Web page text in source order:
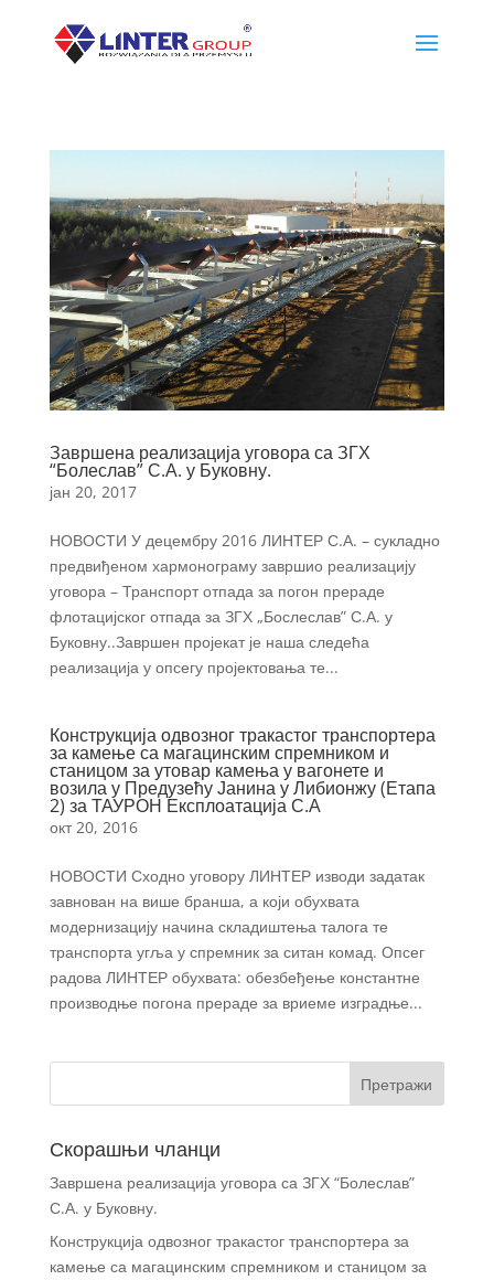
Завршена реализација уговора са ЗГХ
“Болеслав” С.А. у Буковну.
јан 20, 2017
НОВОСТИ У децембру 2016 ЛИНТЕР С.А. – сукладно
предвиђеном хармонограму завршио реализацију
уговора – Транспорт отпада за погон прераде
флотацијског отпада за ЗГХ „Бослеслав” С.А. у
Буковну..Завршен пројекат је наша следећа
реализација у опсегу пројектовања те...
Конструкција одвозног тракастог транспортера
за камење са магацинским спремником и
станицом за утовар камења у вагонете и
возила у Предузећу Јанина у Либионжу (Етапа
2) за ТАУРОН Експлоатација С.А
окт 20, 2016
НОВОСТИ Сходно уговору ЛИНТЕР изводи задатак
завнован на више бранша, а који обухвата
модернизацију начина складиштења талога те
транспорта угља у спремник за ситан комад. Опсег
радова ЛИНТЕР обухвата: обезбеђење константне
производње погона прераде за вриеме изградње...
Скорашњи чланци
Завршена реализација уговора са ЗГХ “Болеслав”
С.А. у Буковну.
Конструкција одвозног тракастог транспортера за
камење са магацинским спремником и станицом за